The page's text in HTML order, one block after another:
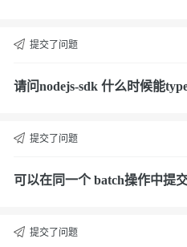
提交了问题
请问nodejs-sdk 什么时候能
提交了问题
可以在同一个 batch操作中提
提交了问题